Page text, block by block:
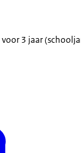
voor 3 jaar